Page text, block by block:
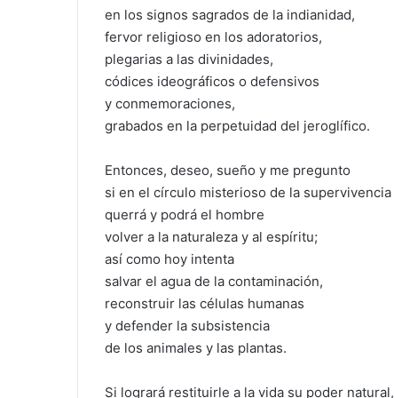
en los signos sagrados de la indianidad,
fervor religioso en los adoratorios,
plegarias a las divinidades,
códices ideográficos o defensivos
y conmemoraciones,
grabados en la perpetuidad del jeroglífico.
Entonces, deseo, sueño y me pregunto
si en el círculo misterioso de la supervivencia
querrá y podrá el hombre
volver a la naturaleza y al espíritu;
así como hoy intenta
salvar el agua de la contaminación,
reconstruir las células humanas
y defender la subsistencia
de los animales y las plantas.
Si logrará restituirle a la vida su poder natural,